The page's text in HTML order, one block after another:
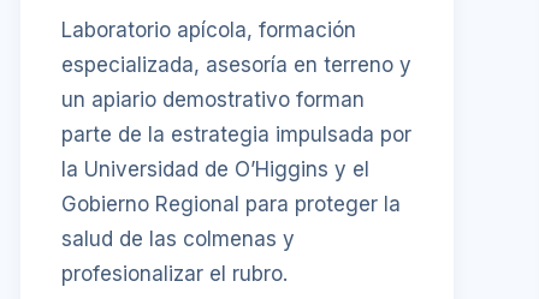
Laboratorio apícola, formación
especializada, asesoría en terreno y
un apiario demostrativo forman
parte de la estrategia impulsada por
la Universidad de O’Higgins y el
Gobierno Regional para proteger la
salud de las colmenas y
profesionalizar el rubro.